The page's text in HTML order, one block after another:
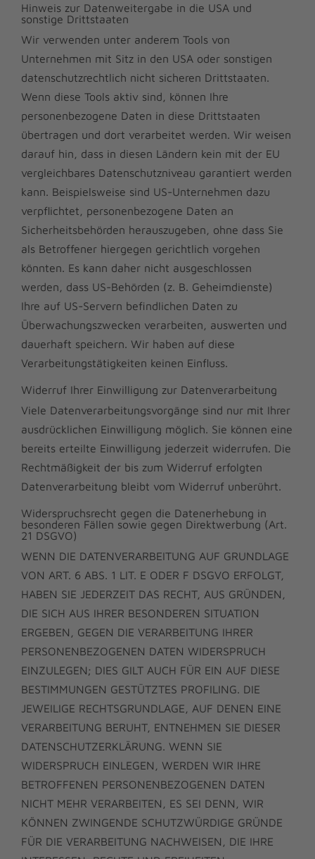
Hinweis zur Datenweitergabe in die USA und
sonstige Drittstaaten
Wir verwenden unter anderem Tools von
Unternehmen mit Sitz in den USA oder sonstigen
datenschutzrechtlich nicht sicheren Drittstaaten.
Wenn diese Tools aktiv sind, können Ihre
personenbezogene Daten in diese Drittstaaten
übertragen und dort verarbeitet werden. Wir weisen
darauf hin, dass in diesen Ländern kein mit der EU
vergleichbares Datenschutzniveau garantiert werden
kann. Beispielsweise sind US-Unternehmen dazu
verpflichtet, personenbezogene Daten an
Sicherheitsbehörden herauszugeben, ohne dass Sie
als Betroffener hiergegen gerichtlich vorgehen
könnten. Es kann daher nicht ausgeschlossen
werden, dass US-Behörden (z. B. Geheimdienste)
Ihre auf US-Servern befindlichen Daten zu
Überwachungszwecken verarbeiten, auswerten und
dauerhaft speichern. Wir haben auf diese
Verarbeitungstätigkeiten keinen Einfluss.
Widerruf Ihrer Einwilligung zur Datenverarbeitung
Viele Datenverarbeitungsvorgänge sind nur mit Ihrer
ausdrücklichen Einwilligung möglich. Sie können eine
bereits erteilte Einwilligung jederzeit widerrufen. Die
Rechtmäßigkeit der bis zum Widerruf erfolgten
Datenverarbeitung bleibt vom Widerruf unberührt.
Widerspruchsrecht gegen die Datenerhebung in
besonderen Fällen sowie gegen Direktwerbung (Art.
21 DSGVO)
WENN DIE DATENVERARBEITUNG AUF GRUNDLAGE
VON ART. 6 ABS. 1 LIT. E ODER F DSGVO ERFOLGT,
HABEN SIE JEDERZEIT DAS RECHT, AUS GRÜNDEN,
DIE SICH AUS IHRER BESONDEREN SITUATION
ERGEBEN, GEGEN DIE VERARBEITUNG IHRER
PERSONENBEZOGENEN DATEN WIDERSPRUCH
EINZULEGEN; DIES GILT AUCH FÜR EIN AUF DIESE
BESTIMMUNGEN GESTÜTZTES PROFILING. DIE
JEWEILIGE RECHTSGRUNDLAGE, AUF DENEN EINE
VERARBEITUNG BERUHT, ENTNEHMEN SIE DIESER
DATENSCHUTZERKLÄRUNG. WENN SIE
WIDERSPRUCH EINLEGEN, WERDEN WIR IHRE
BETROFFENEN PERSONENBEZOGENEN DATEN
NICHT MEHR VERARBEITEN, ES SEI DENN, WIR
KÖNNEN ZWINGENDE SCHUTZWÜRDIGE GRÜNDE
FÜR DIE VERARBEITUNG NACHWEISEN, DIE IHRE